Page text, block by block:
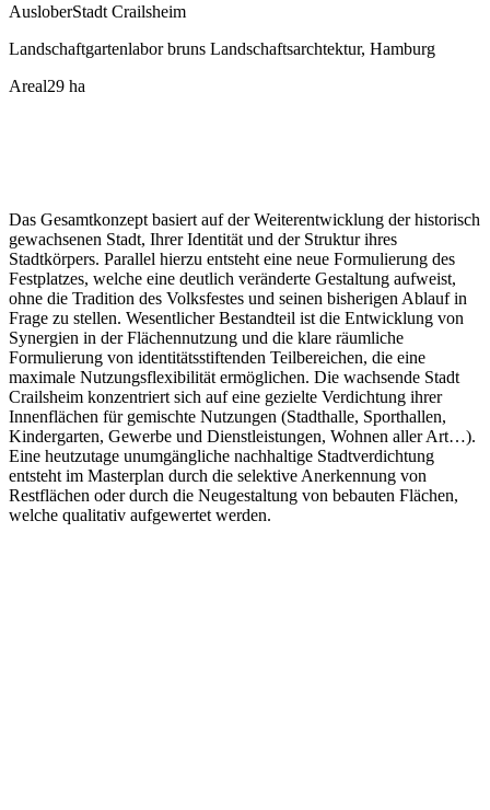
AusloberStadt Crailsheim
Landschaftgartenlabor bruns Landschaftsarchtektur, Hamburg
Areal29 ha
Das Gesamtkonzept basiert auf der Weiterentwicklung der historisch
gewachsenen Stadt, Ihrer Identität und der Struktur ihres
Stadtkörpers. Parallel hierzu entsteht eine neue Formulierung des
Festplatzes, welche eine deutlich veränderte Gestaltung aufweist,
ohne die Tradition des Volksfestes und seinen bisherigen Ablauf in
Frage zu stellen. Wesentlicher Bestandteil ist die Entwicklung von
Synergien in der Flächennutzung und die klare räumliche
Formulierung von identitätsstiftenden Teilbereichen, die eine
maximale Nutzungsflexibilität ermöglichen. Die wachsende Stadt
Crailsheim konzentriert sich auf eine gezielte Verdichtung ihrer
Innenflächen für gemischte Nutzungen (Stadthalle, Sporthallen,
Kindergarten, Gewerbe und Dienstleistungen, Wohnen aller Art…).
Eine heutzutage unumgängliche nachhaltige Stadtverdichtung
entsteht im Masterplan durch die selektive Anerkennung von
Restflächen oder durch die Neugestaltung von bebauten Flächen,
welche qualitativ aufgewertet werden.